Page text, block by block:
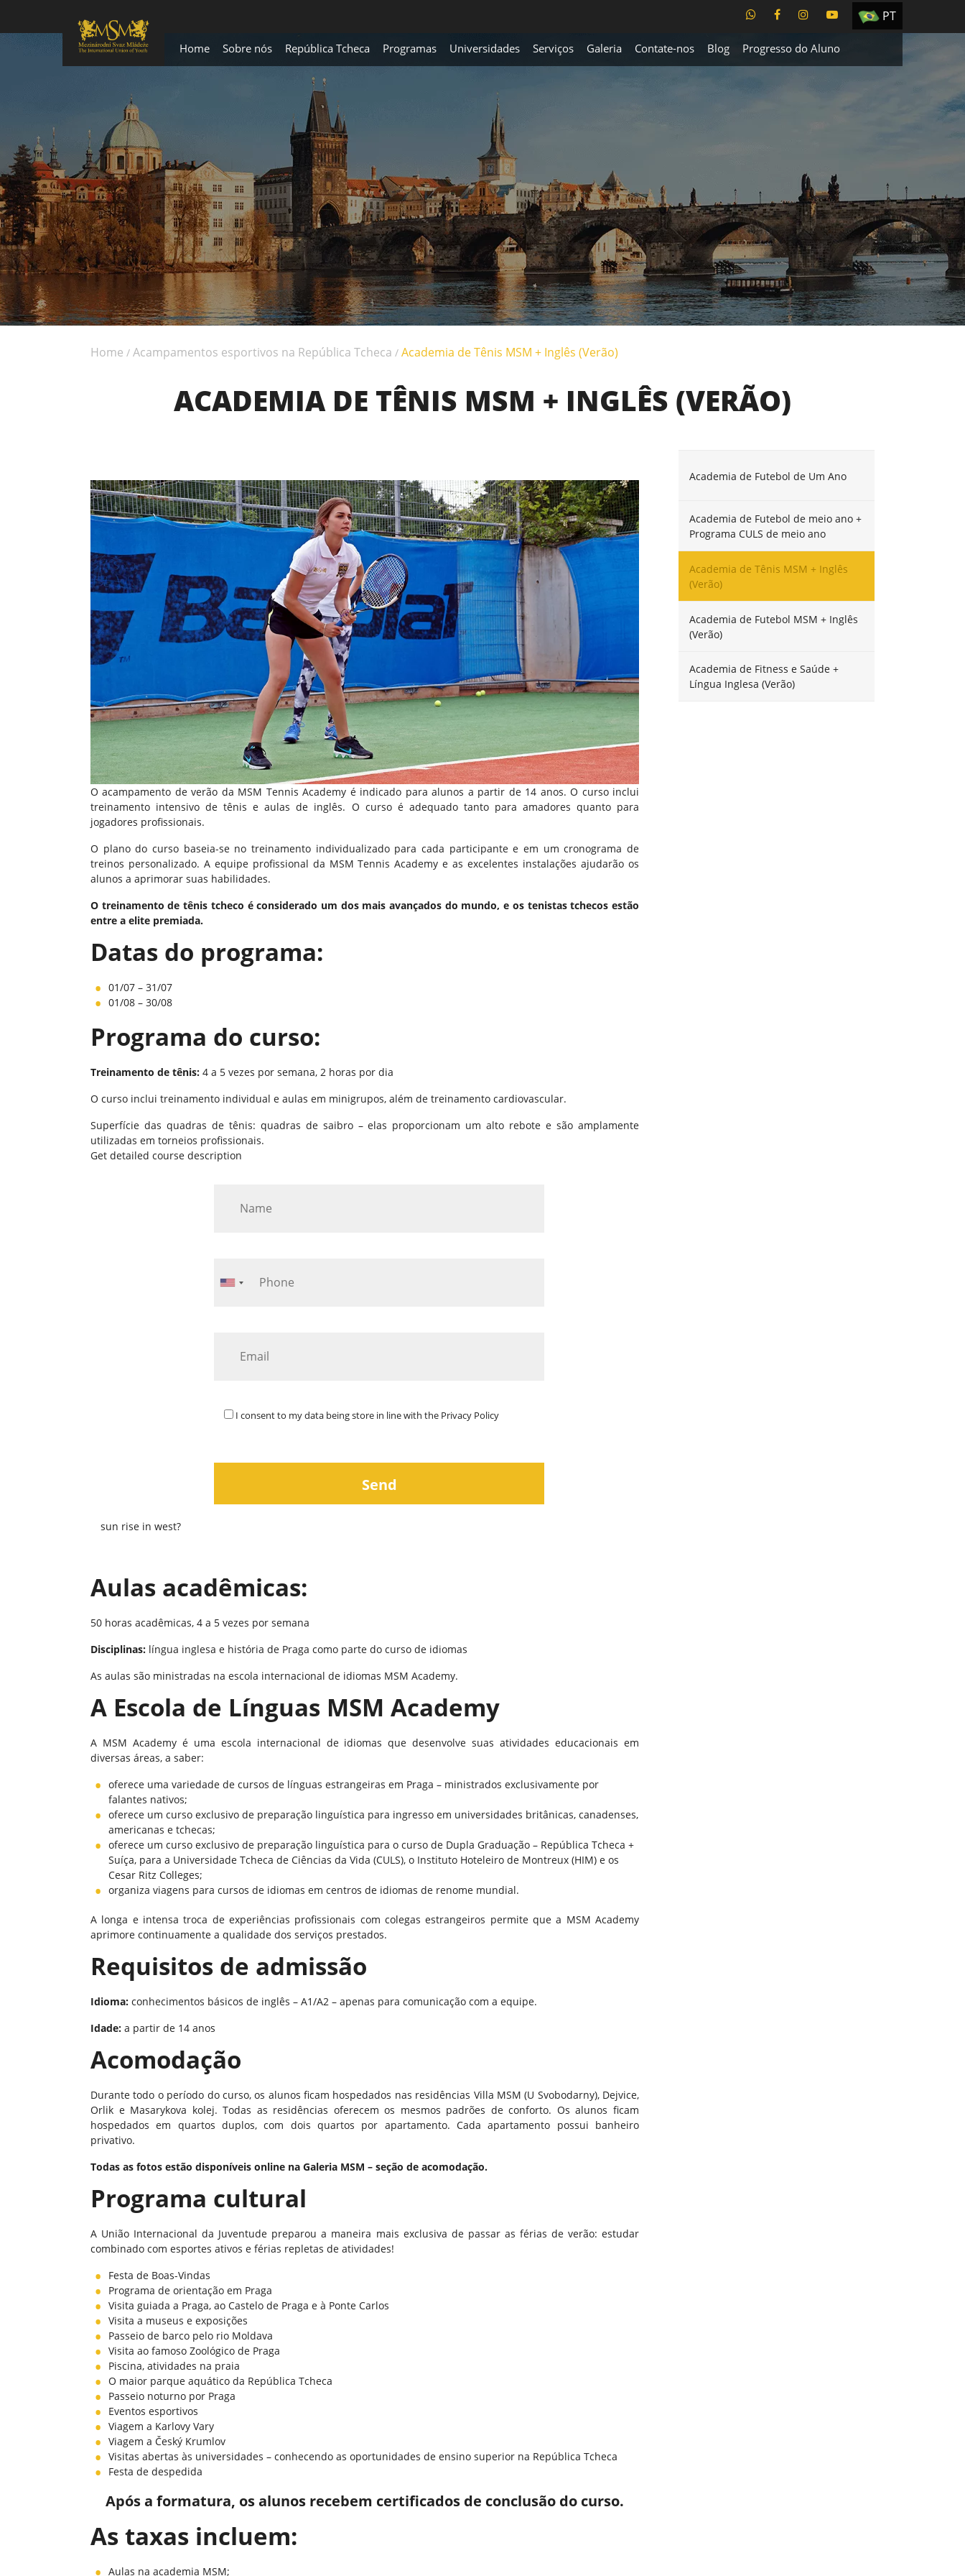
ES
PT
Home Sobre nós República Tcheca Programas Universidades Serviços Galeria Contate-nos Blog Progresso do Aluno
Home / Acampamentos esportivos na República Tcheca / Academia de Tênis MSM + Inglês (Verão)
ACADEMIA DE TÊNIS MSM + INGLÊS (VERÃO)
O acampamento de verão da MSM Tennis Academy é indicado para alunos a partir de 14 anos. O curso inclui
treinamento intensivo de tênis e aulas de inglês. O curso é adequado tanto para amadores quanto para
jogadores profissionais.
O plano do curso baseia-se no treinamento individualizado para cada participante e em um cronograma de
treinos personalizado. A equipe profissional da MSM Tennis Academy e as excelentes instalações ajudarão os
alunos a aprimorar suas habilidades.
O treinamento de tênis tcheco é considerado um dos mais avançados do mundo, e os tenistas tchecos estão
entre a elite premiada.
Datas do programa:
01/07 – 31/07
01/08 – 30/08
Programa do curso:
Treinamento de tênis: 4 a 5 vezes por semana, 2 horas por dia
O curso inclui treinamento individual e aulas em minigrupos, além de treinamento cardiovascular.
Superfície das quadras de tênis: quadras de saibro – elas proporcionam um alto rebote e são amplamente
utilizadas em torneios profissionais.
Get detailed course description
I consent to my data being store in line with the Privacy Policy
sun rise in west?
Aulas acadêmicas:
50 horas acadêmicas, 4 a 5 vezes por semana
Disciplinas: língua inglesa e história de Praga como parte do curso de idiomas
As aulas são ministradas na escola internacional de idiomas MSM Academy.
A Escola de Línguas MSM Academy
A MSM Academy é uma escola internacional de idiomas que desenvolve suas atividades educacionais em
diversas áreas, a saber:
oferece uma variedade de cursos de línguas estrangeiras em Praga – ministrados exclusivamente por
falantes nativos;
oferece um curso exclusivo de preparação linguística para ingresso em universidades britânicas, canadenses,
americanas e tchecas;
oferece um curso exclusivo de preparação linguística para o curso de Dupla Graduação – República Tcheca +
Suíça, para a Universidade Tcheca de Ciências da Vida (CULS), o Instituto Hoteleiro de Montreux (HIM) e os
Cesar Ritz Colleges;
organiza viagens para cursos de idiomas em centros de idiomas de renome mundial.
A longa e intensa troca de experiências profissionais com colegas estrangeiros permite que a MSM Academy
aprimore continuamente a qualidade dos serviços prestados.
Requisitos de admissão
Idioma: conhecimentos básicos de inglês – A1/A2 – apenas para comunicação com a equipe.
Idade: a partir de 14 anos
Acomodação
Durante todo o período do curso, os alunos ficam hospedados nas residências Villa MSM (U Svobodarny), Dejvice,
Orlik e Masarykova kolej. Todas as residências oferecem os mesmos padrões de conforto. Os alunos ficam
hospedados em quartos duplos, com dois quartos por apartamento. Cada apartamento possui banheiro
privativo.
Todas as fotos estão disponíveis online na Galeria MSM – seção de acomodação.
Programa cultural
A União Internacional da Juventude preparou a maneira mais exclusiva de passar as férias de verão: estudar
combinado com esportes ativos e férias repletas de atividades!
Festa de Boas-Vindas
Programa de orientação em Praga
Visita guiada a Praga, ao Castelo de Praga e à Ponte Carlos
Visita a museus e exposições
Passeio de barco pelo rio Moldava
Visita ao famoso Zoológico de Praga
Piscina, atividades na praia
O maior parque aquático da República Tcheca
Passeio noturno por Praga
Eventos esportivos
Viagem a Karlovy Vary
Viagem a Český Krumlov
Visitas abertas às universidades – conhecendo as oportunidades de ensino superior na República Tcheca
Festa de despedida
Após a formatura, os alunos recebem certificados de conclusão do curso.
As taxas incluem:
Aulas na academia MSM;
Academia de Futebol de Um Ano
Academia de Futebol de meio ano +
Programa CULS de meio ano
Academia de Tênis MSM + Inglês
(Verão)
Academia de Futebol MSM + Inglês
(Verão)
Academia de Fitness e Saúde +
Língua Inglesa (Verão)